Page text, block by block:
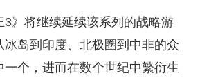
3》将继续延续该系列的战略游
冰岛到印度、北极圈到中非的众
一个，进而在数个世纪中繁衍生